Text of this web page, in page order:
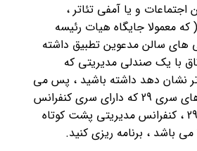
اجتماعات و یا آمفی تئاتر ،
معمولا جایگاه هیات رئیسه
سالن مدعوین تطبیق داشته
با یک صندلی مدیریتی که
نشان دهد داشته باشید ، پس می
توانید بر روی صندلی های سری 29 که دارای سری کنفرانس
مدیریتی پشت بلند 2914 ، کنفرانس مدیریتی پشت کوتاه